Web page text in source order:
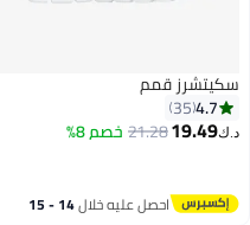
سكيتشرز قمم
4.7
35
د.ك‏19.49
21.28خصم 8%
احصل عليه خلال 14 - 15